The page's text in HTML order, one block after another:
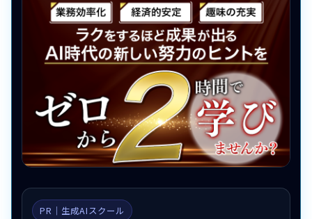
PR｜生成AIスクール